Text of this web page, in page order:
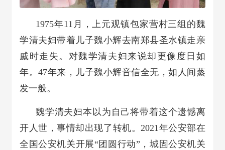
1975年11月，上元观镇包家营村三组的魏
学清夫妇带着儿子魏小辉去南郑县圣水镇走亲
戚时走失。对魏学清夫妇来说却更像度日如
年。47年来，儿子魏小辉音信全无，如人间蒸
发一般。
魏学清夫妇本以为自己将带着这个遗憾离
开人世，事情却出现了转机。2021年公安部在
全国公安机关开展“团圆行动”，城固公安机关